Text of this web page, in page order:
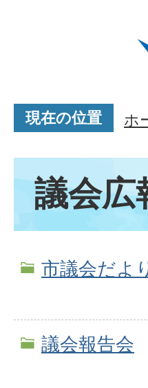
現在の位置 ホ
議会広
市議会だよ
議会報告会